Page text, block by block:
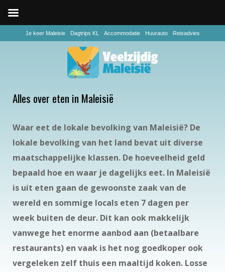
1e keer Maleisie Dagtrips KL Accommodatie Huurauto Reisadvies
Alles over eten in Maleisië
Waar eet de lokale bevolking van Maleisië? De
lokale bevolking van het land bevat uit diverse
maatschappelijke klassen. De hoeveelheid geld
bepaald hoe en waar je dagelijks eet. In Maleisië
is uit eten gaan de gewoonste zaak van de
wereld en sommige locals eten 7 dagen per
week buiten de deur. Dit kan ook makkelijk
vanwege het enorme aanbod aan (betaalbare
restaurants) en vaak is het nog goedkoper ook
vergeleken zelf thuis een maaltijd koken. Losse